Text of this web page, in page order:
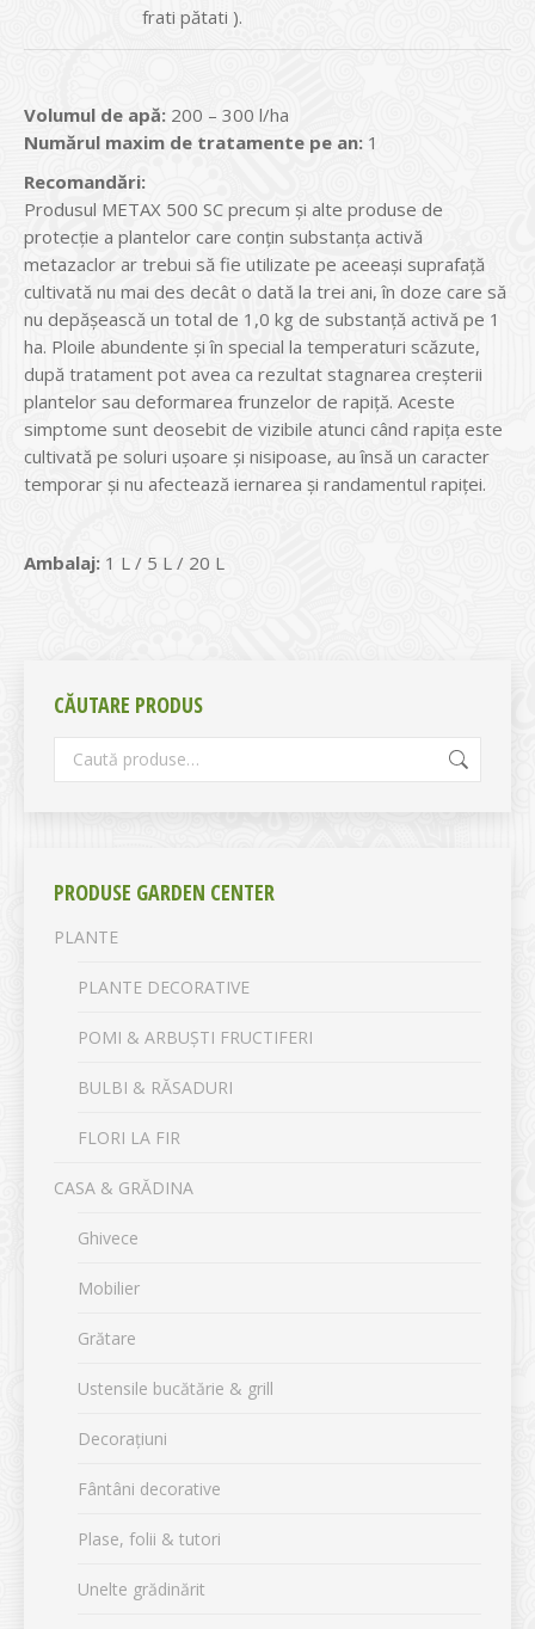
frati pătati ).
Volumul de apă: 200 – 300 l/ha
Numărul maxim de tratamente pe an: 1
Recomandări:
Produsul METAX 500 SC precum și alte produse de
protecţie a plantelor care conţin substanţa activă
metazaclor ar trebui să fie utilizate pe aceeaşi suprafaţă
cultivată nu mai des decât o dată la trei ani, în doze care să
nu depăşească un total de 1,0 kg de substanţă activă pe 1
ha. Ploile abundente și în special la temperaturi scăzute,
după tratament pot avea ca rezultat stagnarea creșterii
plantelor sau deformarea frunzelor de rapiţă. Aceste
simptome sunt deosebit de vizibile atunci când rapiţa este
cultivată pe soluri ușoare și nisipoase, au însă un caracter
temporar și nu afectează iernarea și randamentul rapiţei.
Ambalaj: 1 L / 5 L / 20 L
CĂUTARE PRODUS
PRODUSE GARDEN CENTER
PLANTE
PLANTE DECORATIVE
POMI & ARBUȘTI FRUCTIFERI
BULBI & RĂSADURI
FLORI LA FIR
CASA & GRĂDINA
Ghivece
Mobilier
Grătare
Ustensile bucătărie & grill
Decorațiuni
Fântâni decorative
Plase, folii & tutori
Unelte grădinărit